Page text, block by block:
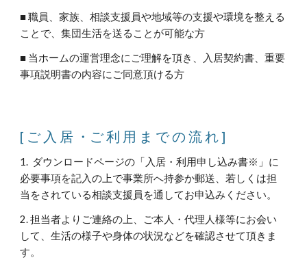
■ 職員、家族、相談支援員や地域等の支援や環境を整える
ことで、集団生活を送ることが可能な方
■ 当ホームの運営理念にご理解を頂き、入居契約書、重要
事項説明書の内容にご同意頂ける方
[ ご 入 居 ・ご 利 用 ま で の 流 れ ]
1. ダウンロードページの「入居・利用申し込み書※」に
必要事項を記入の上で事業所へ持参か郵送、若しくは担
当をされている相談支援員を通してお申込みください。
2. 担当者よりご連絡の上、ご本人・代理人様等にお会い
して、生活の様子や身体の状況などを確認させて頂きま
す。